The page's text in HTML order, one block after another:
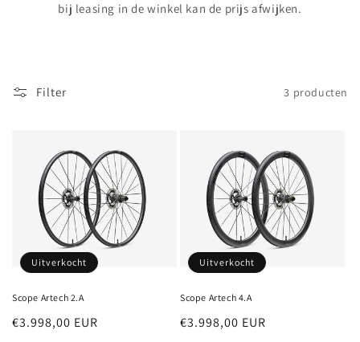
bij leasing in de winkel kan de prijs afwijken.
Filter 3 producten
Uitverkocht
Scope Artech 2.A
Normale
€3.998,00 EUR
Uitverkocht
Scope Artech 4.A
Normale
€3.998,00 EUR